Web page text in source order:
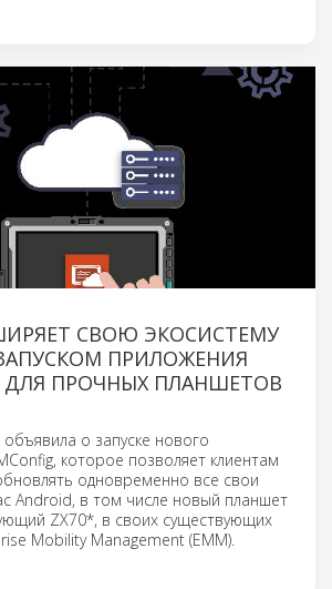
СВОЮ ЭКОСИСТЕМУ
ЗАПУСКОМ ПРИЛОЖЕНИЯ
ДЛЯ ПРОЧНЫХ ПЛАНШЕТОВ
о запуске нового
которое позволяет клиентам
одновременно все свои
Android, в том числе новый планшет
ZX70*, в своих существующих
Mobility Management (EMM).